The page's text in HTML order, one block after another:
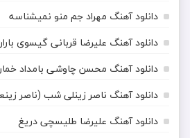
دانلود آهنگ مهراد جم منو نمیشناسه
دانلود آهنگ علیرضا قربانی گیسوی
دانلود آهنگ محسن چاوشی بامداد
دانلود آهنگ ناصر زینلی شب (ناصر
دانلود آهنگ علیرضا طلیسچی دریغ